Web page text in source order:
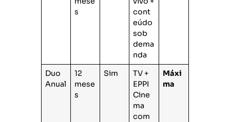
s
cont
eúdo
sob
dema
nda
Duo
Anual
12
mese
s
Sim
TV +
EPPI
Cine
ma
com
Máxi
ma